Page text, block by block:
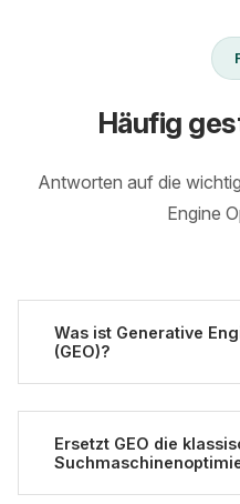
Häufig
Antworten auf die
Engine
Was ist Generative
(GEO)?
GEO umfasst
gestützte Suchsysteme
oder Google AI
ist, dass KI-Systeme
Ersetzt GEO die